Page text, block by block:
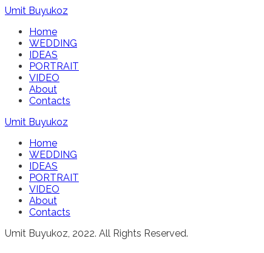
Umit Buyukoz
Home
WEDDING
IDEAS
PORTRAIT
VIDEO
About
Contacts
Umit Buyukoz
Home
WEDDING
IDEAS
PORTRAIT
VIDEO
About
Contacts
Umit Buyukoz, 2022. All Rights Reserved.